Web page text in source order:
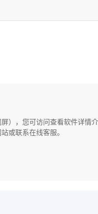
），您可访问查看软件详情介
或联系在线客服。